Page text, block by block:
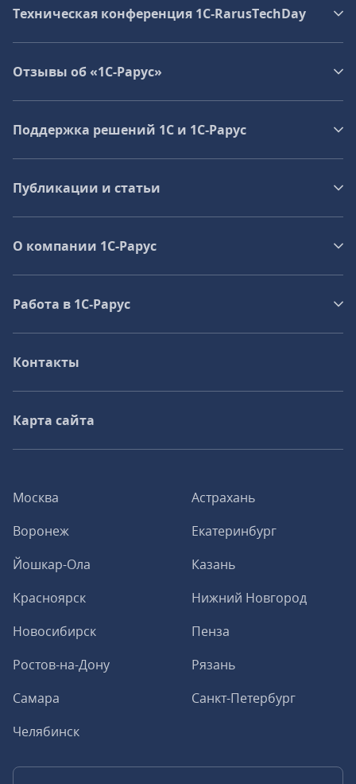
Москва
Астрахань
Воронеж
Екатеринбург
Йошкар-Ола
Казань
Красноярск
Нижний Новгород
Новосибирск
Пенза
Ростов-на-Дону
Рязань
Самара
Санкт-Петербург
Челябинск
Техническая конференция 1C‑RarusTechDay
Отзывы об «1С-Рарус»
Поддержка решений 1С и 1С‑Рарус
Публикации и статьи
О компании 1C-Рарус
Работа в 1С‑Рарус
Контакты
Карта сайта